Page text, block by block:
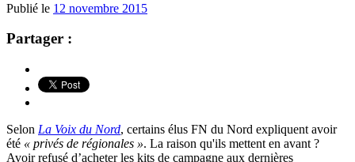
Publié le 12 novembre 2015
Partager :
Selon La Voix du Nord, certains élus FN du Nord expliquent avoir
été « privés de régionales ». La raison qu'ils mettent en avant ?
Avoir refusé d’acheter les kits de campagne aux dernières